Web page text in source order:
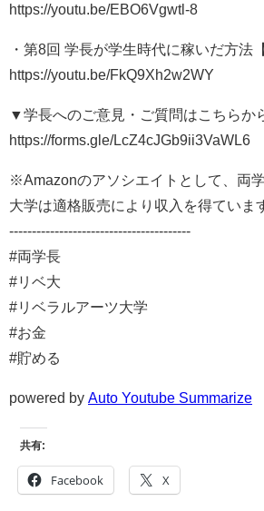
https://youtu.be/EBO6Vgwtl-8
・第8回 学長が学生時代に稼いだ方法
https://youtu.be/FkQ9Xh2w2WY
▼学長へのご意見・ご質問はこちらか
https://forms.gle/LcZ4cJGb9ii3VaWL6
※Amazonのアソシエイトとして、両
大学は適格販売により収入を得ていま
----------------------------------------
#両学長
#リベ大
#リベラルアーツ大学
#お金
#貯める
powered by Auto Youtube Summarize
共有:
Facebook X